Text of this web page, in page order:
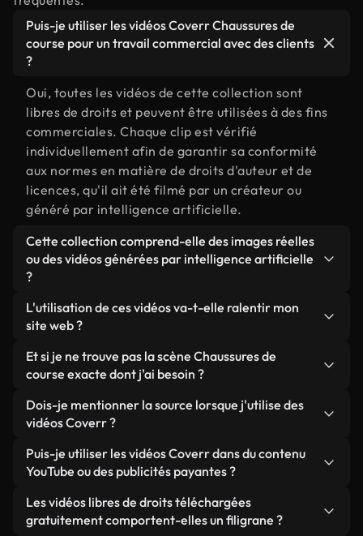
Puis-je utiliser les vidéos Coverr Chaussures de
course pour un travail commercial avec des clients
?
Oui, toutes les vidéos de cette collection sont
libres de droits et peuvent être utilisées à des fins
commerciales. Chaque clip est vérifié
individuellement afin de garantir sa conformité
aux normes en matière de droits d'auteur et de
licences, qu'il ait été filmé par un créateur ou
généré par intelligence artificielle.
Cette collection comprend-elle des images réelles
ou des vidéos générées par intelligence artificielle
?
Les deux. Il s'agit d'une bibliothèque hybride
composée de véritables images filmées par des
de vidéos générées par IA. Chaque vidéo est
clairement identifiée afin que vous sachiez
toujours ce que vous utilisez.
L'utilisation de ces vidéos va-t-elle ralentir mon
site web ?
Sauf si vous choisissez nos versions optimisées.
Nous proposons des formats légers, prêts pour le
ils conservent une qualité élevée tout en
minimisant les temps de chargement et en
améliorant des indicateurs comme le LCP.
Et si je ne trouve pas la scène Chaussures de
course exacte dont j'ai besoin ?
Vous pouvez en créer une instantanément avec
Coverr AI Studio. Il vous suffit de décrire la scène,
soleil », et le Studio générera en quelques
secondes une vidéo personnalisée conforme à nos
normes de licence.
Dois-je mentionner la source lorsque j'utilise des
vidéos Coverr ?
Aucune attribution n'est requise. Toutes les vidéos
de notre bibliothèque sont libres de droits et
même si cela est toujours apprécié.
Puis-je utiliser les vidéos Coverr dans du contenu
YouTube ou des publicités payantes ?
Oui. Toutes les séquences vidéo de Coverr peuvent
être utilisées dans des vidéos YouTube monétisées,
Les vidéos libres de droits téléchargées
gratuitement comportent-elles un filigrane ?